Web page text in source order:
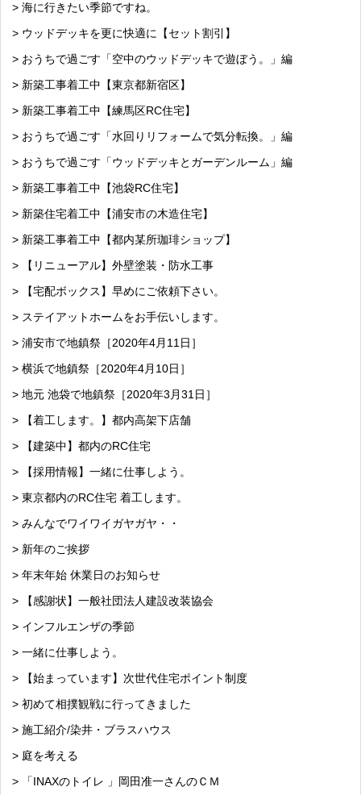
> 海に行きたい季節ですね。
> ウッドデッキを更に快適に【セット割引】
> おうちで過ごす「空中のウッドデッキで遊ぼう。」編
> 新築工事着工中【東京都新宿区】
> 新築工事着工中【練馬区RC住宅】
> おうちで過ごす「水回りリフォームで気分転換。」編
> おうちで過ごす「ウッドデッキとガーデンルーム」編
> 新築工事着工中【池袋RC住宅】
> 新築住宅着工中【浦安市の木造住宅】
> 新築工事着工中【都内某所珈琲ショップ】
> 【リニューアル】外壁塗装・防水工事
> 【宅配ボックス】早めにご依頼下さい。
> ステイアットホームをお手伝いします。
> 浦安市で地鎮祭［2020年4月11日］
> 横浜で地鎮祭［2020年4月10日］
> 地元 池袋で地鎮祭［2020年3月31日］
> 【着工します。】都内高架下店舗
> 【建築中】都内のRC住宅
> 【採用情報】一緒に仕事しよう。
> 東京都内のRC住宅 着工します。
> みんなでワイワイガヤガヤ・・
> 新年のご挨拶
> 年末年始 休業日のお知らせ
> 【感謝状】一般社団法人建設改装協会
> インフルエンザの季節
> 一緒に仕事しよう。
> 【始まっています】次世代住宅ポイント制度
> 初めて相撲観戦に行ってきました
> 施工紹介/染井・ブラスハウス
> 庭を考える
> 「INAXのトイレ 」岡田准一さんのＣＭ